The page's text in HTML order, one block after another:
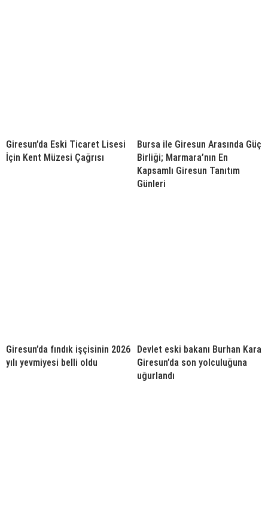
Giresun’da Eski Ticaret Lisesi
İçin Kent Müzesi Çağrısı
Bursa ile Giresun Arasında Güç
Birliği; Marmara’nın En
Kapsamlı Giresun Tanıtım
Günleri
Giresun’da fındık işçisinin 2026
yılı yevmiyesi belli oldu
Devlet eski bakanı Burhan Kara
Giresun’da son yolculuğuna
uğurlandı